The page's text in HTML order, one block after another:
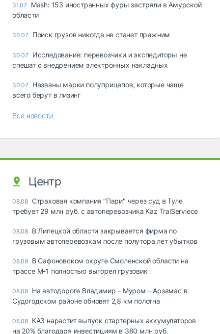
31.07
Mash: 153 иностранных фуры застряли в Амурской
области
30.07 Поиск грузов никогда не станет прежним
30.07
Исследование: перевозчики и экспедиторы не
спешат с внедрением электронных накладных
30.07
Названы марки полуприцепов, которые чаще
всего берут в лизинг
Все новости
Центр
08.08 Страховая компания "Пари" через суд в Туле
требует 29 млн руб. с автоперевозчика Kaz TralServiece
08.08 В Липецкой области закрывается фирма по
грузовым автоперевозкам после полутора лет убытков
08.08 В Сафоновском округе Смоленской области на
трассе М-1 полностью выгорел грузовик
08.08 На автодороге Владимир – Муром – Арзамас в
Судогодском районе обновят 2,8 км полотна
08.08 КАЗ нарастит выпуск стартерных аккумуляторов
на 20% благодаря инвестициям в 380 млн руб.